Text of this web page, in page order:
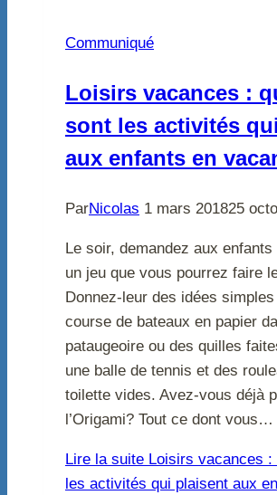
Communiqué
Loisirs vacances :
sont les activités
aux enfants en
ParNicolas 1 mars 201825
Le soir, demandez aux
un jeu que vous pourrez faire
Donnez-leur des idées
course de bateaux en papier
pataugeoire ou des quilles
une balle de tennis et des
toilette vides. Avez-vous déjà
l’Origami? Tout ce dont vous…
Lire la suite Loisirs vacances :
les activités qui plaisent aux